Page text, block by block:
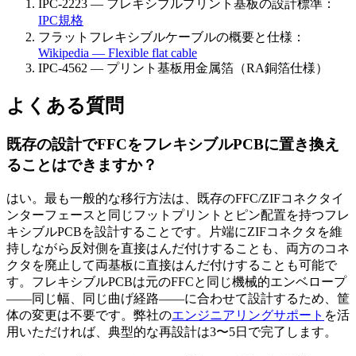
IPC-2223 — フレキシブルプリント基板の設計標準：
IPC規格
フラットフレキシブルケーブルの概要と仕様：
Wikipedia — Flexible flat cable
IPC-4562 — プリント基板用金属箔（RA銅箔仕様）
よくある質問
既存の設計でFFCをフレキシブルPCBに置き換え
ることはできますか？
はい。最も一般的な移行方法は、既存のFFC/ZIFコネクタイ
ンターフェースと同じフットプリントとピン配置を持つフレ
キシブルPCBを設計することです。片端にZIFコネクタを維
持しながら反対側を直接はんだ付けすることも、両方のコネ
クタを廃止して両基板に直接はんだ付けすることも可能で
す。フレキシブルPCBは元のFFCと同じ機械的エンベロープ
——同じ幅、同じ曲げ経路——に合わせて設計するため、筐
体の変更は不要です。弊社のエンジニアリングサポート を活
用いただければ、典型的な再設計は3〜5日で完了します。